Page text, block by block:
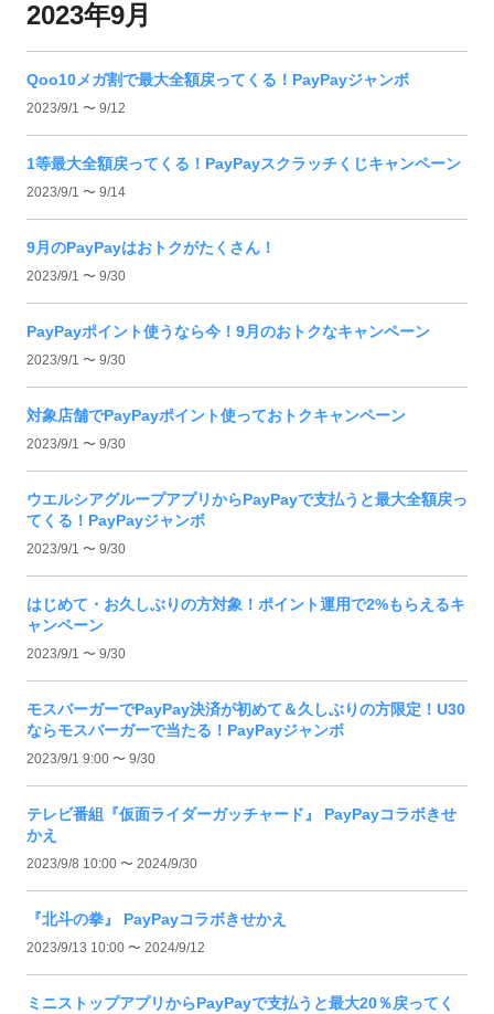
2023年9月
Qoo10メガ割で最大全額戻ってくる！PayPayジャンボ
2023/9/1 〜 9/12
1等最大全額戻ってくる！PayPayスクラッチくじキャンペーン
2023/9/1 〜 9/14
9月のPayPayはおトクがたくさん！
2023/9/1 〜 9/30
PayPayポイント使うなら今！9月のおトクなキャンペーン
2023/9/1 〜 9/30
対象店舗でPayPayポイント使っておトクキャンペーン
2023/9/1 〜 9/30
ウエルシアグループアプリからPayPayで支払うと最大全額戻っ
てくる！PayPayジャンボ
2023/9/1 〜 9/30
はじめて・お久しぶりの方対象！ポイント運用で2%もらえるキ
ャンペーン
2023/9/1 〜 9/30
モスバーガーでPayPay決済が初めて＆久しぶりの方限定！U30
ならモスバーガーで当たる！PayPayジャンボ
2023/9/1 9:00 〜 9/30
テレビ番組『仮面ライダーガッチャード』 PayPayコラボきせ
かえ
2023/9/8 10:00 〜 2024/9/30
『北斗の拳』 PayPayコラボきせかえ
2023/9/13 10:00 〜 2024/9/12
ミニストップアプリからPayPayで支払うと最大20％戻ってく